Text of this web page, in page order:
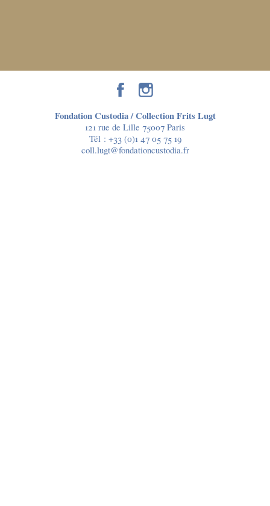
Fondation Custodia / Collection Frits Lugt
121 rue de Lille 75007 Paris
Tél : +33 (0)1 47 05 75 19
coll.lugt@fondationcustodia.fr